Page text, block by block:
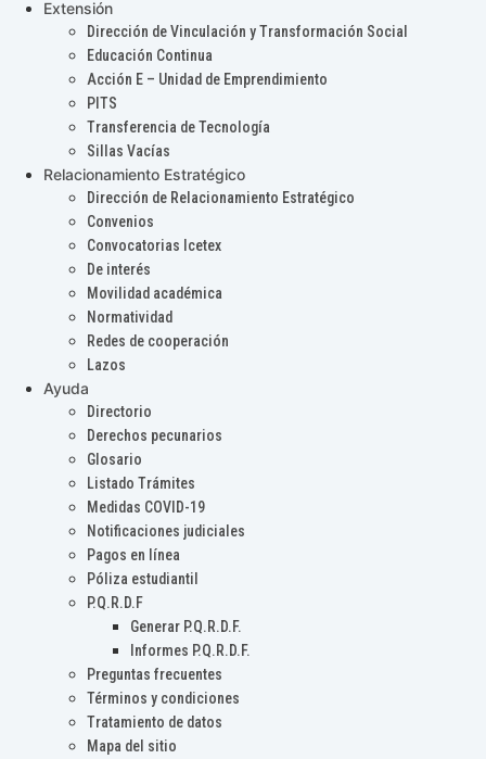
Extensión
Dirección de Vinculación y Transformación Social
Educación Continua
Acción E – Unidad de Emprendimiento
PITS
Transferencia de Tecnología
Sillas Vacías
Relacionamiento Estratégico
Dirección de Relacionamiento Estratégico
Convenios
Convocatorias Icetex
De interés
Movilidad académica
Normatividad
Redes de cooperación
Lazos
Ayuda
Directorio
Derechos pecunarios
Glosario
Listado Trámites
Medidas COVID-19
Notificaciones judiciales
Pagos en línea
Póliza estudiantil
P.Q.R.D.F
Generar P.Q.R.D.F.
Informes P.Q.R.D.F.
Preguntas frecuentes
Términos y condiciones
Tratamiento de datos
Mapa del sitio